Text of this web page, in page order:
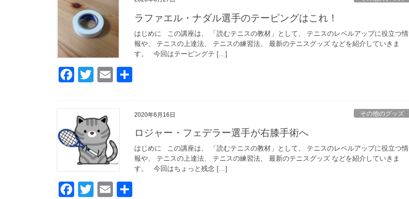
e
b
o
o
k
er
ラファエル・ナダル選手のテーピングはこれ！
はじめに この講座は、 「読むテニスの教材」として、 テニスのレベルアップに役立つ情
報や、 テニスの上達法、 テニスの練習法、 最新のテニスグッズ などを紹介していきま
す。 今回はテーピングテ […]
F
c
e
b
o
o
k
T
tt
er
E
ail
2020年6月16日 その他のグッズ
ロジャー・フェデラー選手が右膝手術へ
はじめに この講座は、 「読むテニスの教材」として、 テニスのレベルアップに役立つ情
報や、 テニスの上達法、 テニスの練習法、 最新のテニスグッズ などを紹介していきま
す。 今回はちょっと残念 […]
F
T
E